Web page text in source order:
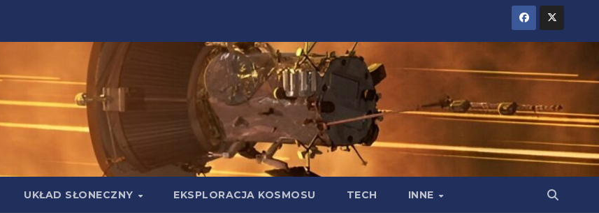
UKŁAD SŁONECZNY EKSPLORACJA KOSMOSU TECH INNE